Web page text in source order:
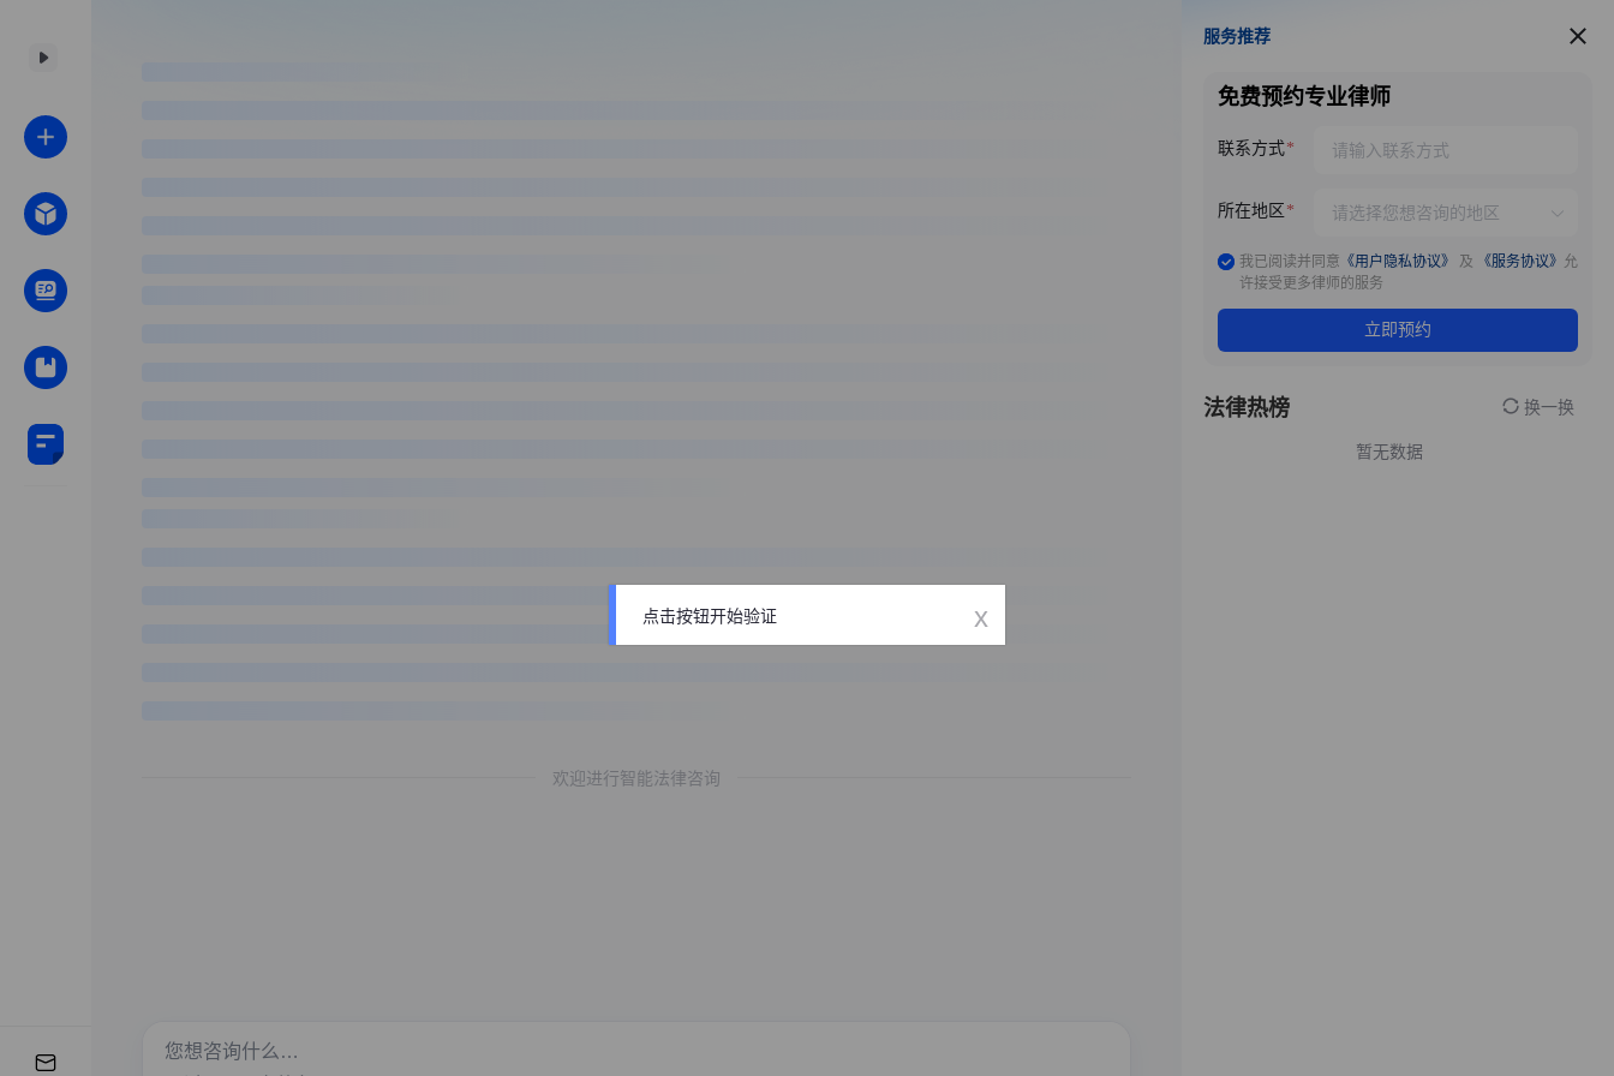
欢迎进行智能法律咨询
服务推荐
服务推荐
免费预约专业律师
联系方式
所在地区
我已阅读并同意 《用户隐私协议》 及 《服务协议》 允
许接受更多律师的服务
立即预约
法律热榜 换一换
暂无数据
点击按钮开始验证 x